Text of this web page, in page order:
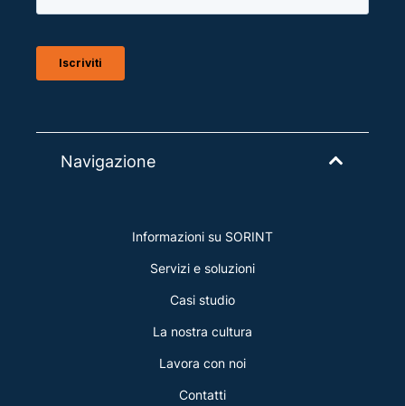
Navigazione
Informazioni su SORINT
Servizi e soluzioni
Casi studio
La nostra cultura
Lavora con noi
Contatti